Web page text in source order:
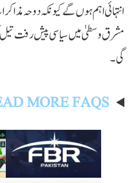
انتہائی اہم ہوں گے کیونکہ دوحہ
مشرق وسطیٰ میں سیاسی پیش رفت تیل
گی۔
MORE FAQS